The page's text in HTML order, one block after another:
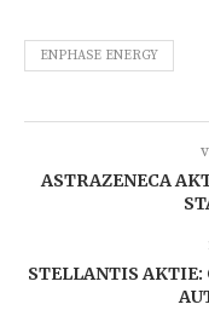
ENPHASE ENERGY
ASTRAZENECA
STELLANTIS AKTIE: